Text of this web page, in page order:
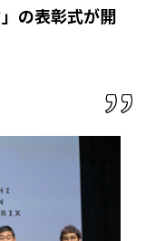
の表彰式が開